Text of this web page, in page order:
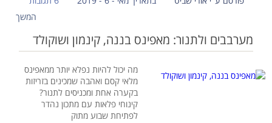
המשך
מערבבים ולתנור: מאפינס בננה, קינמון ושוקולד
מה יכול להיות נפלא יותר ממאפינס
מלאי קסם ואהבה שמכינים בזריזות
בקערה אחת ומכניסים לתנור?
קינוחי פלאות עם מתכון נהדר
לפתיחת שבוע מתוק